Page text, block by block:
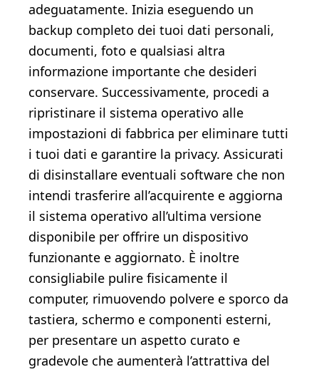
adeguatamente. Inizia eseguendo un
backup completo dei tuoi dati personali,
documenti, foto e qualsiasi altra
informazione importante che desideri
conservare. Successivamente, procedi a
ripristinare il sistema operativo alle
impostazioni di fabbrica per eliminare tutti
i tuoi dati e garantire la privacy. Assicurati
di disinstallare eventuali software che non
intendi trasferire all’acquirente e aggiorna
il sistema operativo all’ultima versione
disponibile per offrire un dispositivo
funzionante e aggiornato. È inoltre
consigliabile pulire fisicamente il
computer, rimuovendo polvere e sporco da
tastiera, schermo e componenti esterni,
per presentare un aspetto curato e
gradevole che aumenterà l’attrattiva del